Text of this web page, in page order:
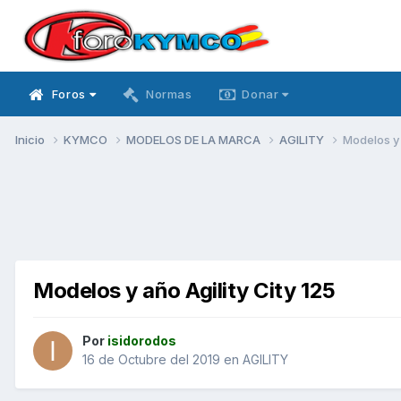
Foros Normas Donar
Inicio KYMCO MODELOS DE LA MARCA AGILITY Modelos
Modelos y año Agility City 125
Por isidorodos
16 de Octubre del 2019 en AGILITY